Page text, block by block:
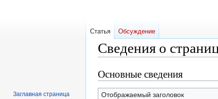
Сведения о
Перейти
к
навигации
Перейти
к
поиску
Основные сведения
Отображаемый заголовок
Статья Обсуждение
Заглавная страница